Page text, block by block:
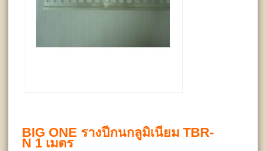
BIG ONE รางปีกนกลูมิเนียม TBR-
N 1 เมตร